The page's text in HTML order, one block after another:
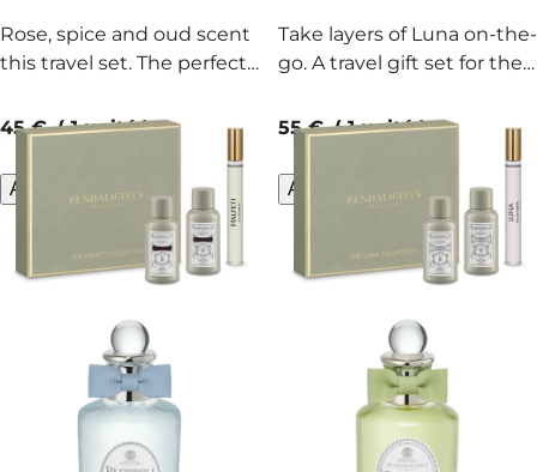
Rose, spice and oud scent
this travel set. The perfect
your life.
current price
45 € 1 unité
Aperçu rapide
Take layers of Luna on-the-
go. A travel gift set for the
current price
55 € 1 unité
Aperçu rapide